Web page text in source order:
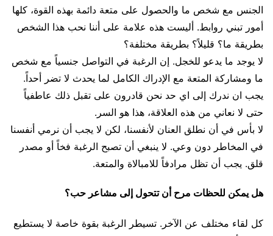
الجنس مع شخص ما والحصول على متعة دائمة بهذه القوة، كلها
أمور تبني روابط. أليست هذه علامة على أننا نحب هذا الشخص
بطريقة ما؟ قليلاً؟ بطريقة مختلفة؟
لا يوجد ما يدعو للخجل. إن الرغبة في التواصل جنسياً مع شخص
ما ومشاركة المتعة مع الإدراك الكامل لما يحدث لا تضر أحداً.
يجب ان ندرك إلى اي حد نحن قادرون على تقبل ذلك عاطفياً
حتى لا نعاني من هذه العلاقة، هذا هو السر.
لا بأس في أن نطلق العنان لأنفسنا، لكن لا يجب أن نرمي أنفسنا
في المخاطر دون وعي. لا ينبغي أن تصبح الرغبة فخاً أو مصدر
قلق. يجب أن تظل مرادفاً للامبالاة والمتعة.
هل يمكن للحظات مرح أن تتحول إلى مشاعر حب؟
كل لقاء مختلف عن الآخر. تسيطر الرغبة بقوة خاصة لا يستطيع